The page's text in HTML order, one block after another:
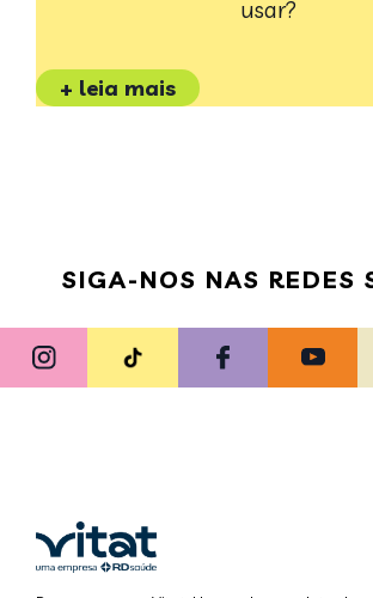
usar?
+ leia mais
SIGA-NOS NAS REDES